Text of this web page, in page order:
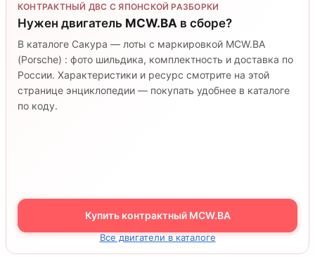
КОНТРАКТНЫЙ ДВС С ЯПОНСКОЙ РАЗБОРКИ
Нужен двигатель MCW.BA в сборе?
В каталоге Сакура — лоты с маркировкой MCW.BA
(Porsche) : фото шильдика, комплектность и доставка по
России. Характеристики и ресурс смотрите на этой
странице энциклопедии — покупать удобнее в каталоге
по коду.
Купить контрактный MCW.BA
Все двигатели в каталоге